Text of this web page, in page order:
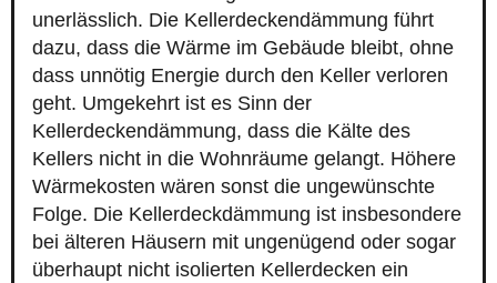
unerlässlich. Die Kellerdeckendämmung führt
dazu, dass die Wärme im Gebäude bleibt, ohne
dass unnötig Energie durch den Keller verloren
geht. Umgekehrt ist es Sinn der
Kellerdeckendämmung, dass die Kälte des
Kellers nicht in die Wohnräume gelangt. Höhere
Wärmekosten wären sonst die ungewünschte
Folge. Die Kellerdeckdämmung ist insbesondere
bei älteren Häusern mit ungenügend oder sogar
überhaupt nicht isolierten Kellerdecken ein